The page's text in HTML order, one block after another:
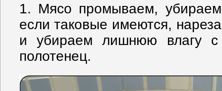
1. Мясо промываем,
если таковые имеются,
и убираем лишнюю влагу с
полотенец.